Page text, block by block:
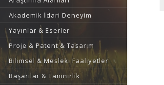
Akademik İdari Deneyim
Yayınlar & Eserler
Proje & Patent & Tasarım
Bilimsel & Mesleki Faaliyetler
Başarılar & Tanınırlık